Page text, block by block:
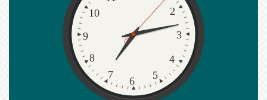
2
3
4
5
6
7
8
9
10